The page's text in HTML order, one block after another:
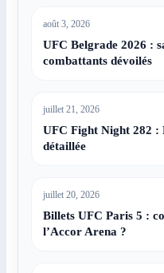
août 3, 2026
UFC Belgrade 2026 :
combattants dévoilés
juillet 21, 2026
UFC Fight Night 282 :
détaillée
juillet 20, 2026
Billets UFC Paris 5 :
l’Accor Arena ?